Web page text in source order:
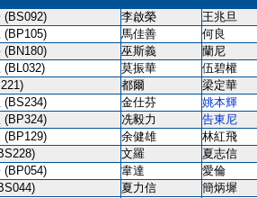
(BS092) 李啟榮 王兆旦
(BP105) 馬佳善 何良
(BN180) 巫斯義 蘭尼
(BL032) 莫振華 伍碧權
都爾 梁定華
(BS234) 金仕芬 姚本輝
(BP324) 冼毅力 告東尼
(BP129) 余健雄 林紅飛
文羅 夏志信
(BP054) 韋達 愛倫
夏力信 簡炳墀